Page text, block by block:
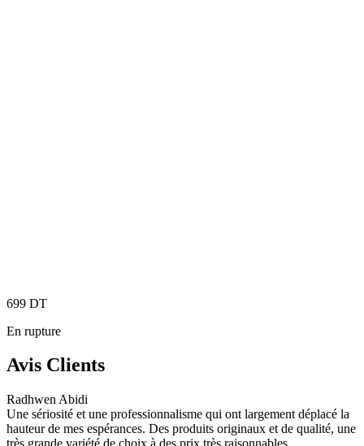
699 DT
En rupture
Avis Clients
Radhwen Abidi
Une sériosité et une professionnalisme qui ont largement déplacé la
hauteur de mes espérances. Des produits originaux et de qualité, une